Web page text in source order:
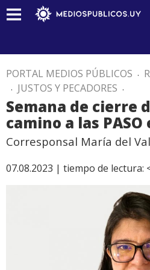
PORTAL MEDIOS PÚBLICOS .
. JUSTOS Y PECADORES .
Semana de cierre
camino a las
Corresponsal María del
07.08.2023 | tiempo de lectura: